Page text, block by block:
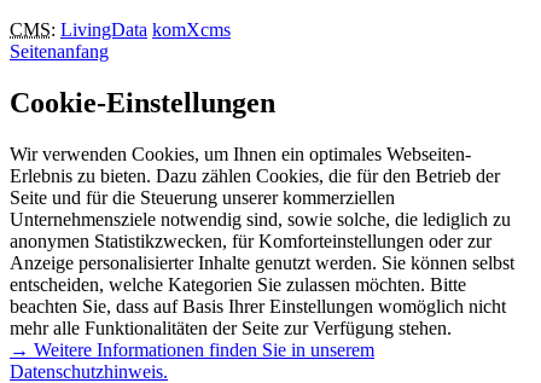
CMS: LivingData komXcms
Seitenanfang
Cookie-Einstellungen
Wir verwenden Cookies, um Ihnen ein optimales Webseiten-
Erlebnis zu bieten. Dazu zählen Cookies, die für den Betrieb der
Seite und für die Steuerung unserer kommerziellen
Unternehmensziele notwendig sind, sowie solche, die lediglich zu
anonymen Statistikzwecken, für Komforteinstellungen oder zur
Anzeige personalisierter Inhalte genutzt werden. Sie können selbst
entscheiden, welche Kategorien Sie zulassen möchten. Bitte
beachten Sie, dass auf Basis Ihrer Einstellungen womöglich nicht
mehr alle Funktionalitäten der Seite zur Verfügung stehen.
→ Weitere Informationen finden Sie in unserem
Datenschutzhinweis.